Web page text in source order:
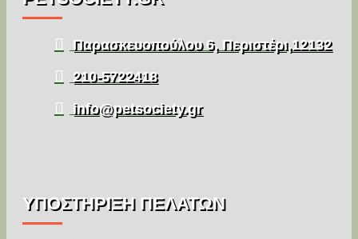
Παρασκευοπούλου 6, Περιστέρι,12132
210-5722418
info@petsociety.gr
ΥΠΌΣΤΉΡΙΞΗ ΠΕΛΑΤΏΝ